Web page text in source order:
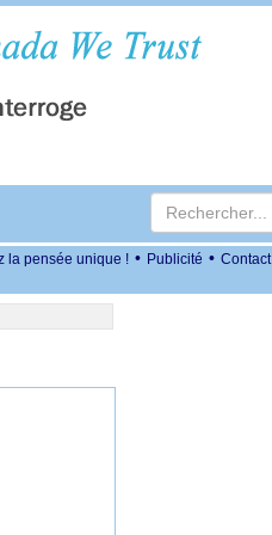
la pensée unique ! • Publicité • Contact